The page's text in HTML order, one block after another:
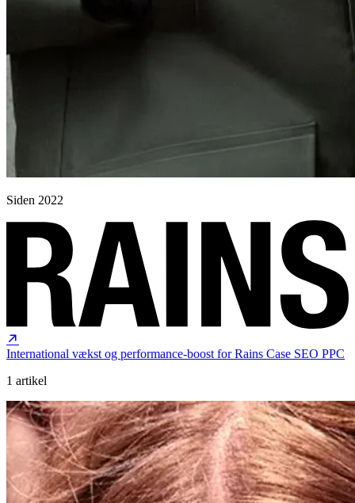
Siden 2022
International vækst og performance‑boost for Rains Case SEO PPC
1 artikel